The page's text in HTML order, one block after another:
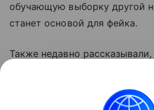
обучающую выборку другой
станет основой для фейка.
Также недавно
просмотра микродрам.